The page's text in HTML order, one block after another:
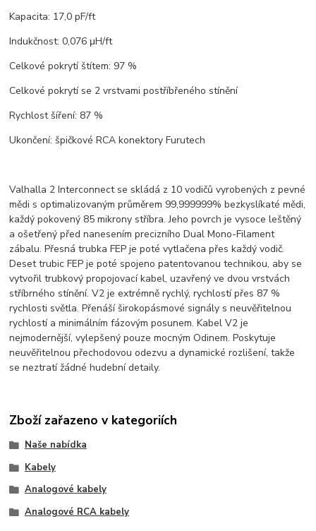
Kapacita: 17,0 pF/ft
Indukčnost: 0,076 μH/ft
Celkové pokrytí štítem: 97 %
Celkové pokrytí se 2 vrstvami postříbřeného stínění
Rychlost šíření: 87 %
Ukončení: špičkové RCA konektory Furutech
Valhalla 2 Interconnect se skládá z 10 vodičů vyrobených z pevné
mědi s optimalizovaným průměrem 99,999999% bezkyslíkaté mědi,
každý pokovený 85 mikrony stříbra. Jeho povrch je vysoce leštěný
a ošetřený před nanesením precizního Dual Mono-Filament
zábalu. Přesná trubka FEP je poté vytlačena přes každý vodič.
Deset trubic FEP je poté spojeno patentovanou technikou, aby se
vytvořil trubkový propojovací kabel, uzavřený ve dvou vrstvách
stříbrného stínění. V2 je extrémně rychlý, rychlostí přes 87 %
rychlosti světla. Přenáší širokopásmové signály s neuvěřitelnou
rychlostí a minimálním fázovým posunem. Kabel V2 je
nejmodernější, vylepšený pouze mocným Odinem. Poskytuje
neuvěřitelnou přechodovou odezvu a dynamické rozlišení, takže
se neztratí žádné hudební detaily.
Zboží zařazeno v kategoriích
Naše nabídka
Kabely
Analogové kabely
Analogové RCA kabely